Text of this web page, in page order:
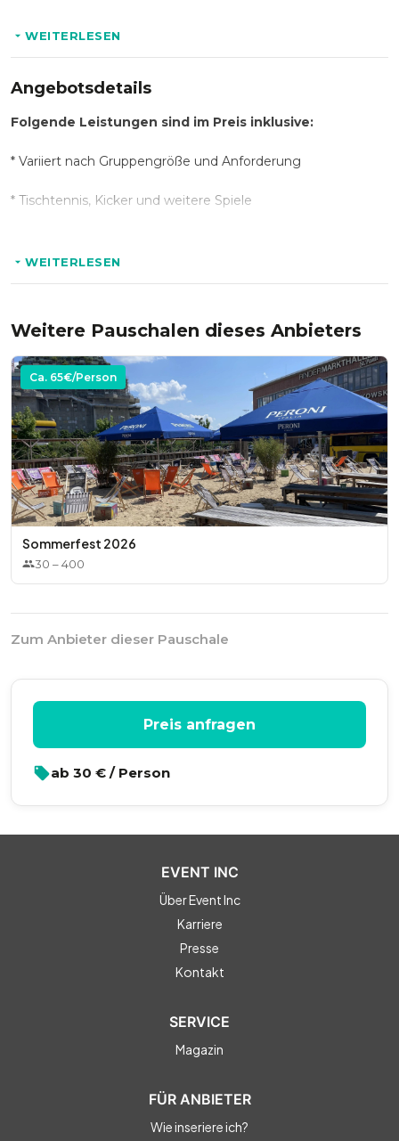
WEITERLESEN
Angebotsdetails
Folgende Leistungen sind im Preis inklusive:
* Variiert nach Gruppengröße und Anforderung
* Tischtennis, Kicker und weitere Spiele
WEITERLESEN
Weitere Pauschalen dieses Anbieters
Ca. 65€/Person
Sommerfest 2026
30 –400
Zum Anbieter dieser Pauschale
Preis anfragen
ab 30 € / Person
EVENT INC
Über Event Inc
Karriere
Presse
Kontakt
SERVICE
Magazin
FÜR ANBIETER
Wie inseriere ich?